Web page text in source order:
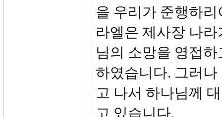
을 우리가 준행하
라엘은 제사장 나
님의 소망을 영접
하였습니다. 그러
고 나서 하나님께
고 있습니다.